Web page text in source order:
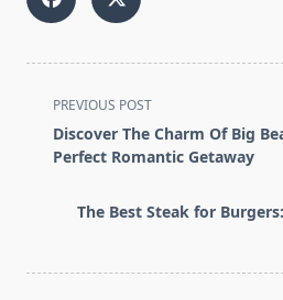
<span
class="nav-
subtitle
reader-
PREVIOUS POST
Discover The Charm Of Big
Perfect Romantic Getaway
The Best Steak for